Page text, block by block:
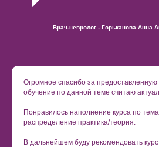
Врач-невролог - Горьканова Анна
Огромное спасибо за предоставленную
обучение по данной теме считаю
Понравилось наполнение курса по
распределение практика/теория.
В дальнейшем буду рекомендовать